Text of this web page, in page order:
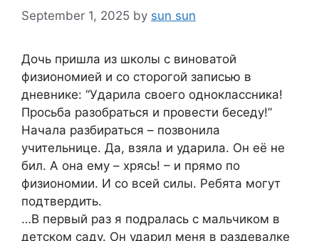
September 1, 2025 by sun sun
Дочь пришла из школы с виноватой
физиономией и со сторогой записью в
дневнике: “Ударила своего одноклассника!
Просьба разобраться и провести беседу!”
Начала разбираться – позвонила
учительнице. Да, взяла и ударила. Он её не
бил. А она ему – хрясь! – и прямо по
физиономии. И со всей силы. Ребята могут
подтвердить.
…В первый раз я подралась с мальчиком в
детском саду. Он ударил меня в раздевалке